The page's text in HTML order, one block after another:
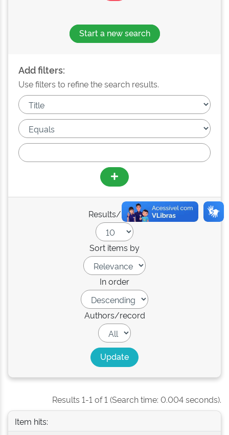
Start a new search
Add filters:
Use filters to refine the search results.
Results/Page
Sort items by
In order
Authors/record
Results 1-1 of 1 (Search time: 0.004 seconds).
Item hits: